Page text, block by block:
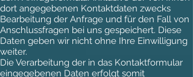
dort angegebenen Kontaktdaten zwecks
Bearbeitung der Anfrage und für den Fall von
Anschlussfragen bei uns gespeichert. Diese
Daten geben wir nicht ohne Ihre Einwilligung
weiter.
Die Verarbeitung der in das Kontaktformular
eingegebenen Daten erfolgt somit